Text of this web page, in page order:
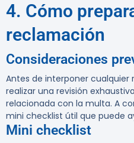
4. Cómo
reclamación
Consideraciones
Antes de interponer
realizar una revisión
relacionada con la multa. A
mini checklist útil que puede
Mini checklist